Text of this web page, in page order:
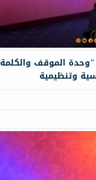
الموقف والكلمة
وتنظيمية